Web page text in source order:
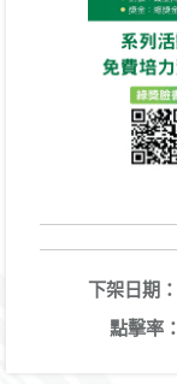
下架日期：
點擊率：